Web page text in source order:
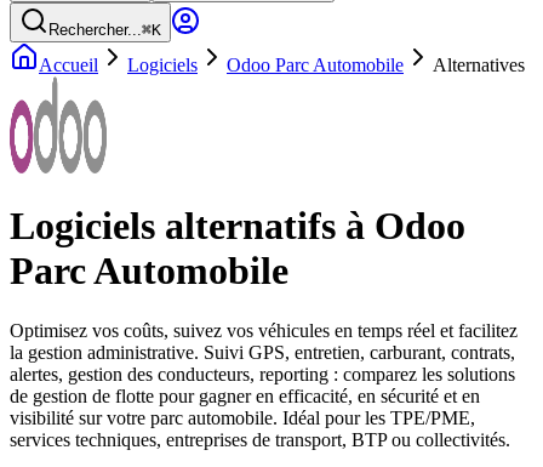
Rechercher...⌘K
Accueil Logiciels Odoo Parc Automobile Alternatives
Logiciels alternatifs à Odoo
Parc Automobile
Optimisez vos coûts, suivez vos véhicules en temps réel et facilitez
la gestion administrative. Suivi GPS, entretien, carburant, contrats,
alertes, gestion des conducteurs, reporting : comparez les solutions
de gestion de flotte pour gagner en efficacité, en sécurité et en
visibilité sur votre parc automobile. Idéal pour les TPE/PME,
services techniques, entreprises de transport, BTP ou collectivités.